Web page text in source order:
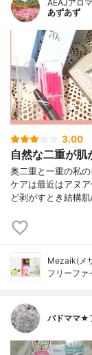
AEAJアロ
あずあず
3.00
自然な二重が肌
奥二重と一重の私
ケアは最近はアヌ
ど剥がすとき結構
Mezaik(メ
フリーファ
バドママ★